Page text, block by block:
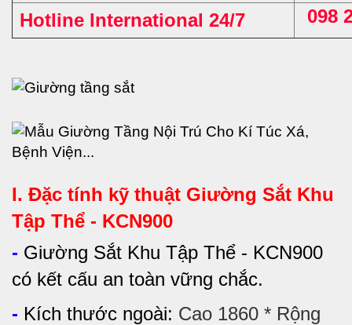
Hotline International 24/7 098
I. Đặc tính kỹ thuật Giường Sắt Khu
Tập Thể - KCN900
- Giường Sắt Khu Tập Thể - KCN900
có kết cấu an toàn vững chắc.
- Kích thước ngoài: Cao 1860 * Rộng